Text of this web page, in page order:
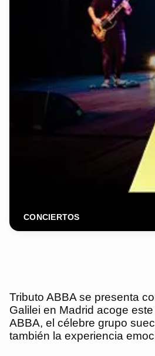
CONCIERTOS
Tributo ABBA se presenta
Galilei en Madrid acoge
ABBA, el célebre grupo
también la experiencia